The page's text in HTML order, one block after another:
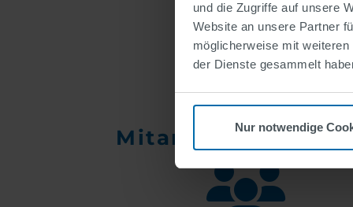
und die Zugriffe auf unsere
Website an unsere Partner
möglicherweise mit
der Dienste gesammelt
Nur notwendige